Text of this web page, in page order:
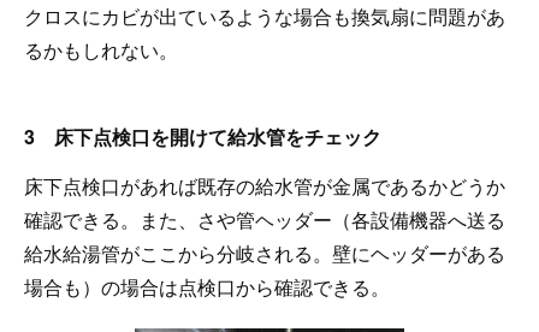
クロスにカビが出ているような場合も換気扇に問題があ
るかもしれない。
3 床下点検口を開けて給水管をチェック
床下点検口があれば既存の給水管が金属であるかどうか
確認できる。また、さや管ヘッダー（各設備機器へ送る
給水給湯管がここから分岐される。壁にヘッダーがある
場合も）の場合は点検口から確認できる。